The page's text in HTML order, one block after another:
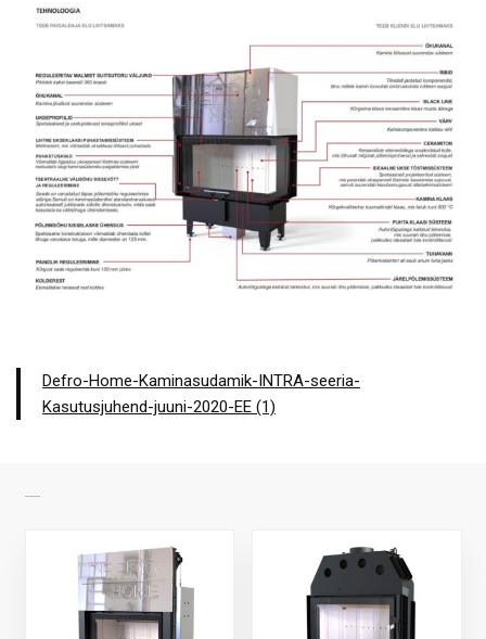
Defro-Home-Kaminasudamik-INTRA-seeria-
Kasutusjuhend-juuni-2020-EE (1)